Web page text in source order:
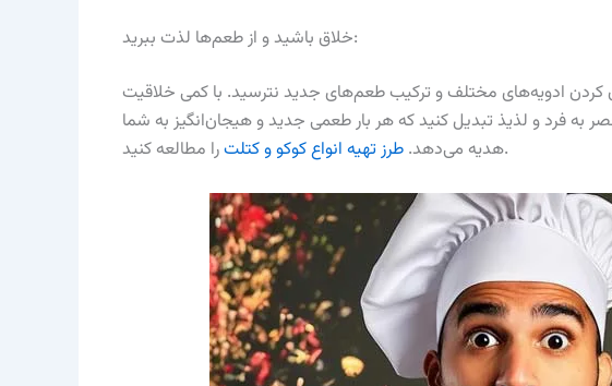
خلاق باشید و از طعم‌ها لذت ببرید:
کردن ادویه‌های مختلف و ترکیب طعم‌های جدید نترسید. با کمی خلاقیت
به فرد و لذیذ تبدیل کنید که هر بار طعمی جدید و هیجان‌انگیز به شما
هدیه می‌دهد. طرز تهیه انواع کوکو و کتلت را مطالعه کنید.